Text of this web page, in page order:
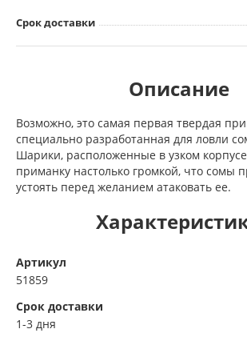
Срок доставки
Описание
Возможно, это самая первая твердая
специально разработанная для ловли
Шарики, расположенные в узком
приманку настолько громкой, что сомы
устоять перед желанием атаковать ее.
Артикул
51859
Срок доставки
1-3 дня